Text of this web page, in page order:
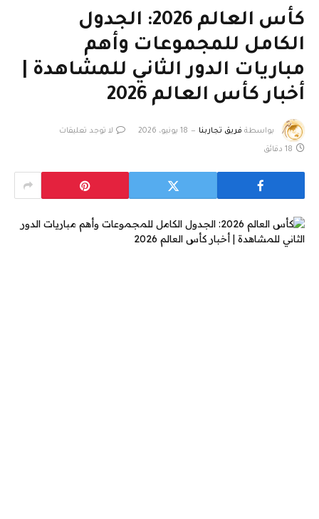
كأس العالم 2026: الجدول
الكامل للمجموعات وأهم
مباريات الدور الثاني للمشاهدة |
أخبار كأس العالم 2026
بواسطة فريق تجاربنا 18 يونيو، 2026 لا توجد تعليقات
18 دقائق